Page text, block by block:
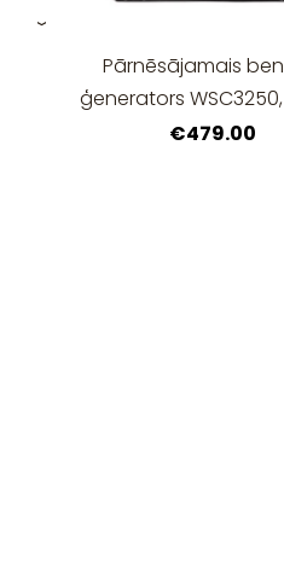
›
Pārnēsājamais
ģenerators WSC3250,
€479.00